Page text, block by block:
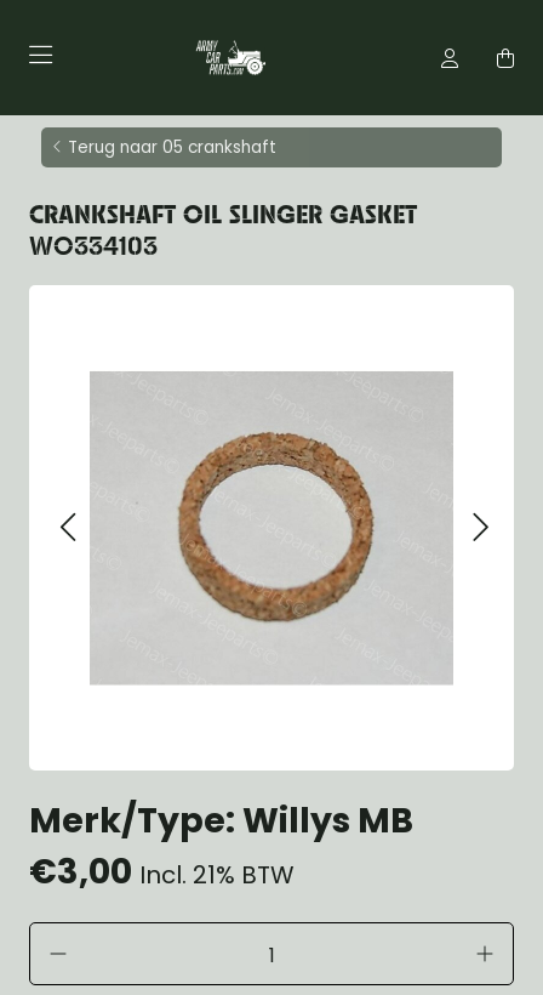
Terug naar 05 crankshaft
CRANKSHAFT OIL SLINGER GASKET
WO334103
Merk/Type: Willys MB
€3,00 Incl. 21% BTW